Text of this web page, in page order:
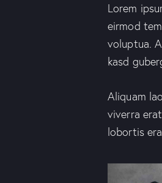
Lorem
eirmod
voluptua.
kasd
Aliquam
viverra
lobortis